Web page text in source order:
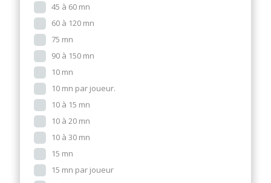
45 à 60 mn
60 à 120 mn
75 mn
90 à 150 mn
10 mn
10 mn par joueur.
10 à 15 mn
10 à 20 mn
10 à 30 mn
15 mn
15 mn par joueur